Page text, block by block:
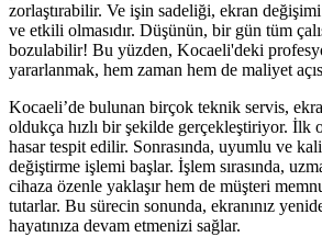
zorlaştırabilir. Ve işin sadeliği, ekran
ve etkili olmasıdır. Düşünün, bir gün tüm
bozulabilir! Bu yüzden, Kocaeli'deki
yararlanmak, hem zaman hem de maliyet
Kocaeli’de bulunan birçok teknik servis,
oldukça hızlı bir şekilde gerçekleştiriyor. İlk
hasar tespit edilir. Sonrasında, uyumlu ve
değiştirme işlemi başlar. İşlem sırasında,
cihaza özenle yaklaşır hem de müşteri
tutarlar. Bu sürecin sonunda, ekranınız
hayatınıza devam etmenizi sağlar.